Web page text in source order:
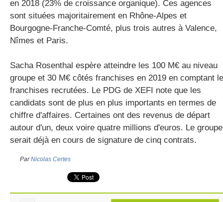
en 2018 (23% de croissance organique). Ces agences
sont situées majoritairement en Rhône-Alpes et
Bourgogne-Franche-Comté, plus trois autres à Valence,
Nîmes et Paris.
Sacha Rosenthal espère atteindre les 100 M€ au niveau
groupe et 30 M€ côtés franchises en 2019 en comptant
franchises recrutées. Le PDG de XEFI note que les
candidats sont de plus en plus importants en termes de
chiffre d'affaires. Certaines ont des revenus de départ
autour d'un, deux voire quatre millions d'euros. Le groupe
serait déjà en cours de signature de cinq contrats.
ParNicolas Certes